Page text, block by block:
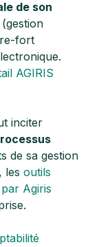
de son
fort
AGIRIS
inciter
de sa gestion
les outils
Agiris